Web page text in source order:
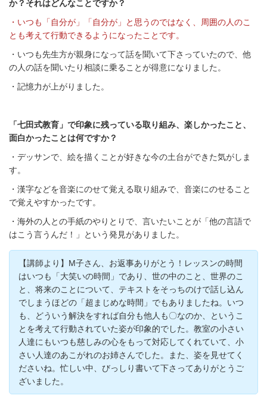
か？それはどんなことですか？
・いつも「自分が」「自分が」と思うのではなく、周囲の人のこ
とも考えて行動できるようになったことです。
・ いつも先生方が親身になって話を聞いて下さっていたので、他
の人の話を聞いたり相談に乗ることが得意になりました。
・記憶力が上がりました。
「七田式教育」で印象に残っている取り組み、楽しかったこと、
面白かったことは何ですか？
・デッサンで、絵を描くことが好きな今の土台ができた気がしま
す。
・漢字などを音楽にのせて覚える取り組みで、音楽にのせること
で覚えやすかったです。
・海外の人との手紙のやりとりで、言いたいことが「他の言語で
はこう言うんだ！」という発見がありました。
【講師より】M子さん、お返事ありがとう！レッスンの時間
はいつも「大笑いの時間」であり、世の中のこと、世界のこ
と、将来のことについて、テキストをそっちのけで話し込ん
でしまうほどの「超まじめな時間」でもありましたね。いつ
も、どういう解決をすれば自分も他人も〇なのか、というこ
とを考えて行動されていた姿が印象的でした。教室の小さい
人達にもいつも慈しみの心をもって対応してくれていて、小
さい人達のあこがれのお姉さんでした。また、姿を見せてく
ださいね。忙しい中、びっしり書いて下さってありがとうご
ざいました。